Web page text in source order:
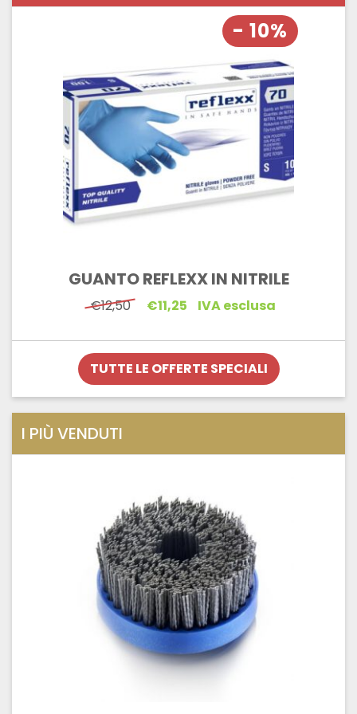
- 10%
GUANTO REFLEXX IN NITRILE
€12,50 Il
era:
€12,50.
€11,25
Il
è:
€11,25.
IVA esclusa
TUTTE LE OFFERTE SPECIALI
I PIÙ VENDUTI